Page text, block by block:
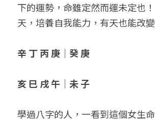
團隊訓練營
五行八字線上班
下的運勢，命雖定然而運未定也
天，培養自我能力，有天也能改
辛 丁 丙 庚｜癸 庚
亥 巳 戌 午｜未 子
學過八字的人，一看到這個女生